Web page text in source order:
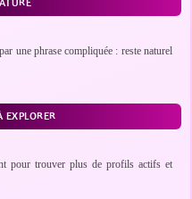
une phrase compliquée : reste naturel
EXPLORER
pour trouver plus de profils actifs et